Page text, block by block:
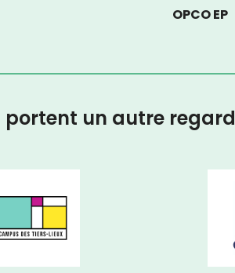
OPCO EP
portent un autre regard